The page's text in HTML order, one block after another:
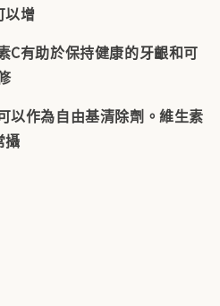
以增
C有助於保持健康的牙齦和可
以作為自由基清除劑。維生素
攝